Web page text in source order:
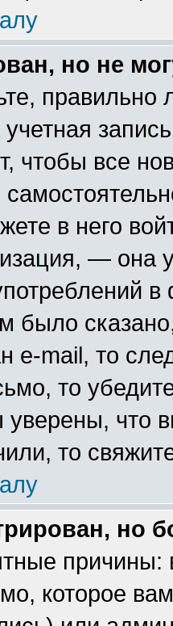
но не
чтобы все
в него
— она
было
e-mail, то
то
что
то
но
которое